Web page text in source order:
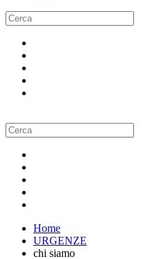
Home
URGENZE
chi siamo